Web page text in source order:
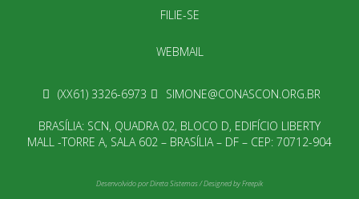
FILIE-SE
WEBMAIL
(XX61) 3326-6973 SIMONE@CONASCON.ORG.BR
BRASÍLIA: SCN, QUADRA 02, BLOCO D, EDIFÍCIO LIBERTY
MALL -TORRE A, SALA 602 – BRASÍLIA – DF – CEP: 70712-904
Desenvolvido porDireta Sistemas/Designed by Freepik